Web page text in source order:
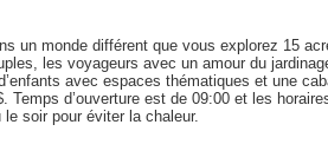
un monde différent que vous explorez 15
les voyageurs avec un amour du
avec espaces thématiques et une
Temps d’ouverture est de 09:00 et les
soir pour éviter la chaleur.